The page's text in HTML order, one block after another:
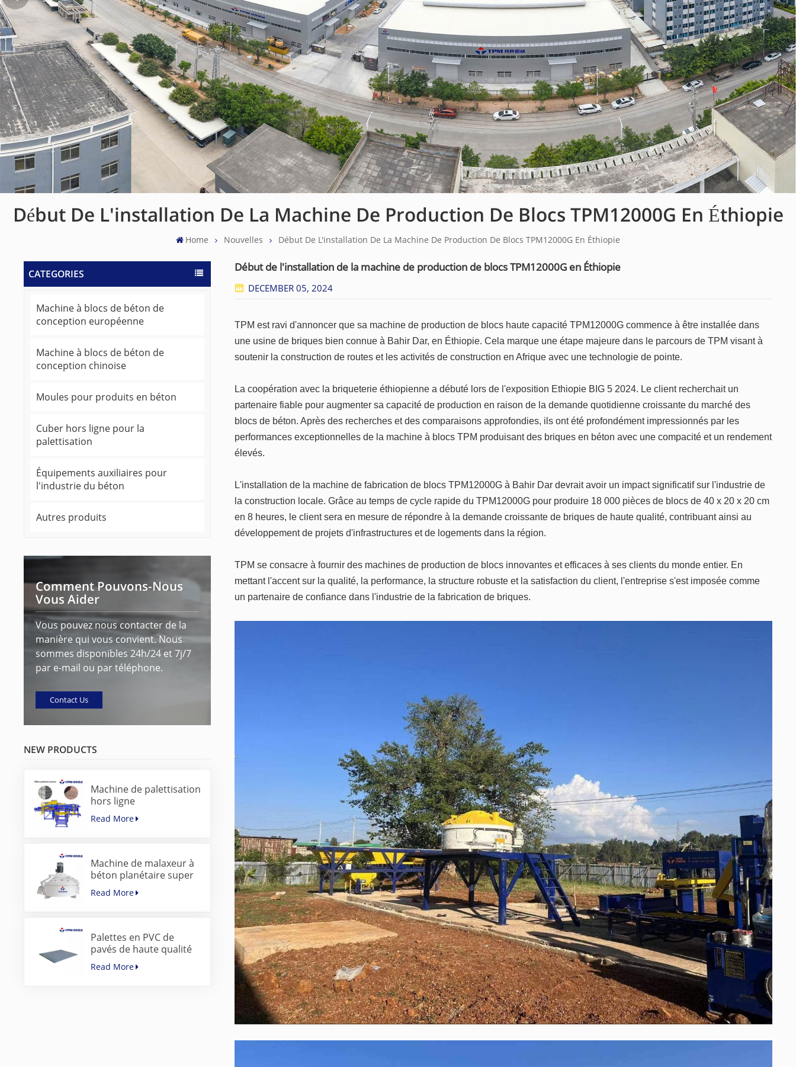
Début De L'installation De La Machine De Production De Blocs TPM12000G En Éthiopie
Home Nouvelles Début De L'installation De La Machine De Production De Blocs TPM12000G En Éthiopie
CATEGORIES
Machine à blocs de béton de
conception européenne
Machine à blocs de béton de
conception chinoise
Moules pour produits en béton
Cuber hors ligne pour la
palettisation
Équipements auxiliaires pour
l'industrie du béton
Autres produits
Comment Pouvons-Nous
Vous Aider
Vous pouvez nous contacter de la
manière qui vous convient. Nous
sommes disponibles 24h/24 et 7j/7
par e-mail ou par téléphone.
Contact Us
NEW PRODUCTS
Machine de palettisation
hors ligne
servocommandée pour
blocs de béton
Read More
Machine de malaxeur à
béton planétaire super
rapide pour machine à
pavés
Read More
Palettes en PVC de
pavés de haute qualité
pour machine de
fabrication de blocs de
Read More
Début de l'installation de la machine de production de blocs TPM12000G en Éthiopie
DECEMBER 05, 2024
TPM est ravi d'annoncer que sa machine de production de blocs haute capacité TPM12000G commence à être installée dans
une usine de briques bien connue à Bahir Dar, en Éthiopie. Cela marque une étape majeure dans le parcours de TPM visant à
soutenir la construction de routes et les activités de construction en Afrique avec une technologie de pointe.
La coopération avec la briqueterie éthiopienne a débuté lors de l'exposition Ethiopie BIG 5 2024. Le client recherchait un
partenaire fiable pour augmenter sa capacité de production en raison de la demande quotidienne croissante du marché des
blocs de béton. Après des recherches et des comparaisons approfondies, ils ont été profondément impressionnés par les
performances exceptionnelles de la machine à blocs TPM produisant des briques en béton avec une compacité et un rendement
élevés.
L'installation de la machine de fabrication de blocs TPM12000G à Bahir Dar devrait avoir un impact significatif sur l'industrie de
la construction locale. Grâce au temps de cycle rapide du TPM12000G pour produire 18 000 pièces de blocs de 40 x 20 x 20 cm
en 8 heures, le client sera en mesure de répondre à la demande croissante de briques de haute qualité, contribuant ainsi au
développement de projets d'infrastructures et de logements dans la région.
TPM se consacre à fournir des machines de production de blocs innovantes et efficaces à ses clients du monde entier. En
mettant l'accent sur la qualité, la performance, la structure robuste et la satisfaction du client, l'entreprise s'est imposée comme
un partenaire de confiance dans l'industrie de la fabrication de briques.